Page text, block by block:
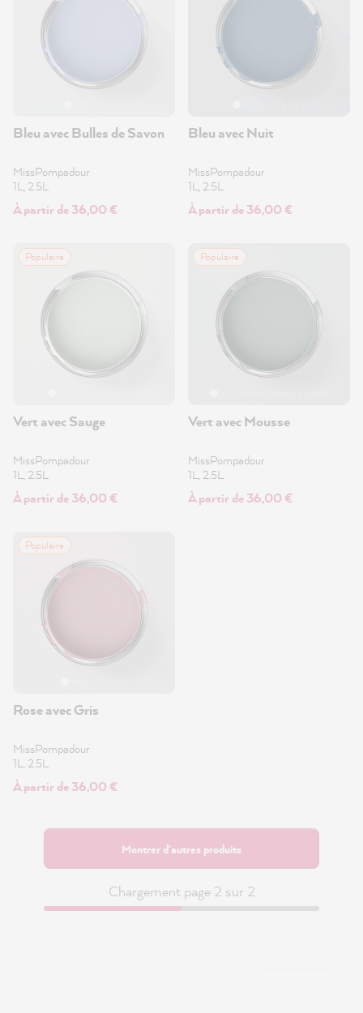
Bleu avec Bulles de Savon
MissPompadour
1L, 2.5L
À partir de 36,00 €
Bleu avec Nuit
MissPompadour
1L, 2.5L
À partir de 36,00 €
Populaire
Vert avec Sauge
MissPompadour
1L, 2.5L
À partir de 36,00 €
Populaire
Vert avec Mousse
MissPompadour
1L, 2.5L
À partir de 36,00 €
Populaire
Rose avec Gris
MissPompadour
1L, 2.5L
À partir de 36,00 €
Montrer d'autres produits
Chargement page 2 sur 2